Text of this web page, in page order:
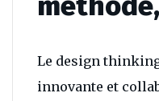
Le design
innovante et